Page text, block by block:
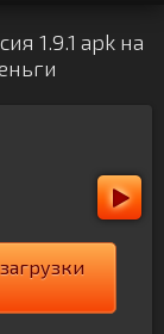
1.9.1 apk на